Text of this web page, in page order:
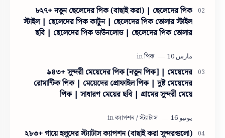
৮২৭+ নতুন ছেলেদের পিক (বাছাই করা) | ছেলেদের পিক
স্টাইল | ছেলেদের পিক কাটুন | ছেলেদের পিক তোলার স্টাইল
ছবি | ছেলেদের পিক ডাউনলোড | ছেলেদের পিক তোলার
৯৪৩+ সুন্দরী মেয়েদের পিক [নতুন পিক] | মেয়েদের
রোমান্টিক পিক | মেয়েদের প্রোফাইল পিক | দুষ্ট মেয়েদের
পিক | সাধারণ মেয়ের ছবি | গ্রামের সুন্দরী মেয়ে
২৮৩+ গায়ে হলুদের স্ট্যাটাস ক্যাপশন (বাছাই করা সুন্দরগুলো)